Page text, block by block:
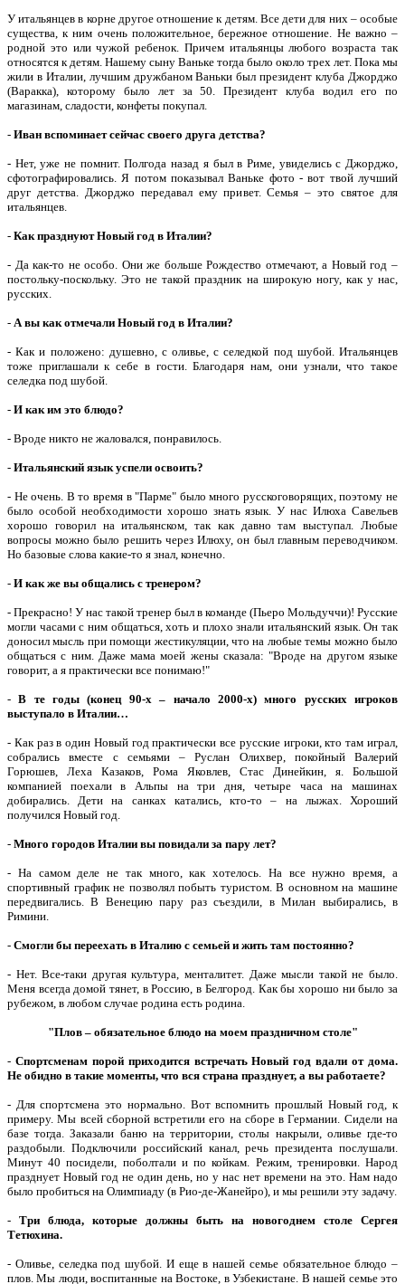
У итальянцев в корне другое отношение к детям. Все дети для них – особые
существа, к ним очень положительное, бережное отношение. Не важно –
родной это или чужой ребенок. Причем итальянцы любого возраста так
относятся к детям. Нашему сыну Ваньке тогда было около трех лет. Пока мы
жили в Италии, лучшим дружбаном Ваньки был президент клуба Джорджо
(Варакка), которому было лет за 50. Президент клуба водил его по
магазинам, сладости, конфеты покупал.
- Иван вспоминает сейчас своего друга детства?
- Нет, уже не помнит. Полгода назад я был в Риме, увиделись с Джорджо,
сфотографировались. Я потом показывал Ваньке фото - вот твой лучший
друг детства. Джорджо передавал ему привет. Семья – это святое для
итальянцев.
- Как празднуют Новый год в Италии?
- Да как-то не особо. Они же больше Рождество отмечают, а Новый год –
постольку-поскольку. Это не такой праздник на широкую ногу, как у нас,
русских.
- А вы как отмечали Новый год в Италии?
- Как и положено: душевно, с оливье, с селедкой под шубой. Итальянцев
тоже приглашали к себе в гости. Благодаря нам, они узнали, что такое
селедка под шубой.
- И как им это блюдо?
- Вроде никто не жаловался, понравилось.
- Итальянский язык успели освоить?
- Не очень. В то время в "Парме" было много русскоговорящих, поэтому не
было особой необходимости хорошо знать язык. У нас Илюха Савельев
хорошо говорил на итальянском, так как давно там выступал. Любые
вопросы можно было решить через Илюху, он был главным переводчиком.
Но базовые слова какие-то я знал, конечно.
- И как же вы общались с тренером?
- Прекрасно! У нас такой тренер был в команде (Пьеро Мольдуччи)! Русские
могли часами с ним общаться, хоть и плохо знали итальянский язык. Он так
доносил мысль при помощи жестикуляции, что на любые темы можно было
общаться с ним. Даже мама моей жены сказала: "Вроде на другом языке
говорит, а я практически все понимаю!"
-В те годы (конец 90-х – начало 2000-х) много русских игроков
выступало в Италии…
- Как раз в один Новый год практически все русские игроки, кто там играл,
собрались вместе с семьями – Руслан Олихвер, покойный Валерий
Горюшев, Леха Казаков, Рома Яковлев, Стас Динейкин, я. Большой
компанией поехали в Альпы на три дня, четыре часа на машинах
добирались. Дети на санках катались, кто-то – на лыжах. Хороший
получился Новый год.
- Много городов Италии вы повидали за пару лет?
- На самом деле не так много, как хотелось. На все нужно время, а
спортивный график не позволял побыть туристом. В основном на машине
передвигались. В Венецию пару раз съездили, в Милан выбирались, в
Римини.
- Смогли бы переехать в Италию с семьей и жить там постоянно?
- Нет. Все-таки другая культура, менталитет. Даже мысли такой не было.
Меня всегда домой тянет, в Россию, в Белгород. Как бы хорошо ни было за
рубежом, в любом случае родина есть родина.
"Плов – обязательное блюдо на моем праздничном столе"
- Спортсменам порой приходится встречать Новый год вдали от дома.
Не обидно в такие моменты, что вся страна празднует, а вы работаете?
- Для спортсмена это нормально. Вот вспомнить прошлый Новый год, к
примеру. Мы всей сборной встретили его на сборе в Германии. Сидели на
базе тогда. Заказали баню на территории, столы накрыли, оливье где-то
раздобыли. Подключили российский канал, речь президента послушали.
Минут 40 посидели, поболтали и по койкам. Режим, тренировки. Народ
празднует Новый год не один день, но у нас нет времени на это. Нам надо
было пробиться на Олимпиаду (в Рио-де-Жанейро), и мы решили эту задачу.
- Три блюда, которые должны быть на новогоднем столе Сергея
Тетюхина.
- Оливье, селедка под шубой. И еще в нашей семье обязательное блюдо –
плов. Мы люди, воспитанные на Востоке, в Узбекистане. В нашей семье это